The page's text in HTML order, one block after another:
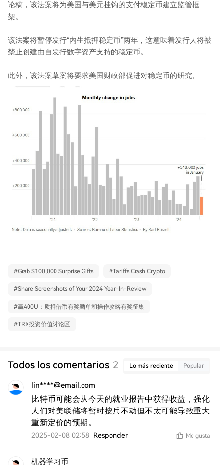
论稿，该法案将为美国与美元挂钩的支付稳定币建立监管框
架。
该法案将暂停发行“内生抵押稳定币”两年，这意味着发行人将被
禁止创建由自发行数字资产支持的稳定币。
此外，该法案草案将要求美国财政部促进对稳定币的研究。
#Grab $100,000 Surprise Gifts #Tariffs Crash Crypto
#Share Screenshots of Your 2024 Year-In-Review
#赢400U：质押借币有奖晒单和操作攻略有奖征集
#TRX投资价值讨论区
Todos los comentarios 2 Lo más reciente Popular
lin****@email.com
比特币可能会从今天的就业报告中获得收益，强化
人们对美联储将暂时按兵不动但不太可能导致重大
重新定价的预期。
2025-02-08 02:58 Responder Me gusta
机器学习币